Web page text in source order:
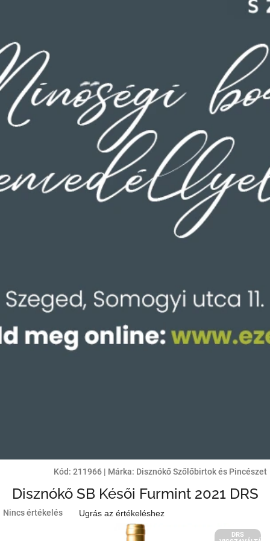
Kód: 211966 | Márka: Disznókő Szőlőbirtok és Pincészet
Disznókő SB Késői Furmint 2021 DRS
A
Nincs értékelés Ugrás az értékeléshez
DRS